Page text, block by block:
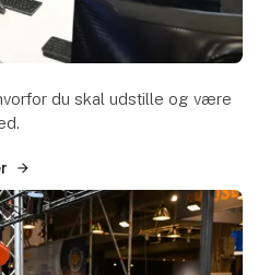
du skal udstille og være